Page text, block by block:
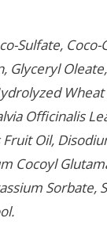
Sulfate,
Glyceryl
Officinalis
Oil,
Cocoyl
Sorbate,